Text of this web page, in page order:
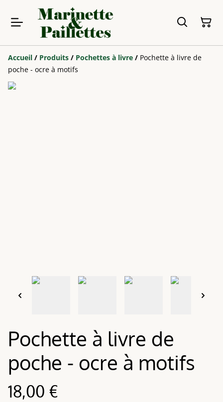
Accueil / Produits / Pochettes à livre / Pochette à livre de
poche - ocre à motifs
Pochette à livre de
poche - ocre à motifs
18,00 €